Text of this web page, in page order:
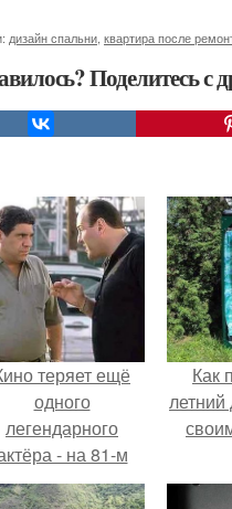
дизайн спальни квартира после
Поделитесь с
теряет ещё
одного
легендарного
- на 81-м
жизни не стало
Как